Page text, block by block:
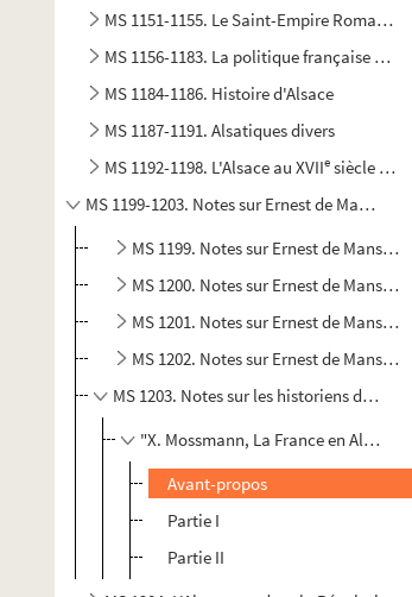
MS 1151-1155. Le Saint-Empire Romain
MS 1156-1183. La politique française en
MS 1184-1186. Histoire d'Alsace
MS 1187-1191. Alsatiques divers
MS 1192-1198. L'Alsace au XVIIe siècle -
MS 1199-1203. Notes sur Ernest de Mansfeld
MS 1199. Notes sur Ernest de Mansfeld 1
MS 1200. Notes sur Ernest de Mansfeld 2
MS 1201. Notes sur Ernest de Mansfeld 3
MS 1202. Notes sur Ernest de Mansfeld 4
MS 1203. Notes sur les historiens d'Alsace
"X. Mossmann, La France en Alsace
Avant-propos
Partie I
Partie II